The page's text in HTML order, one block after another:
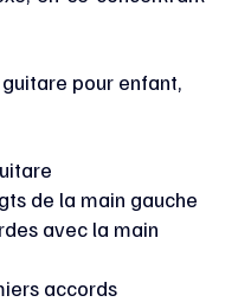
pour enfant,
de la main gauche
avec la main
accords